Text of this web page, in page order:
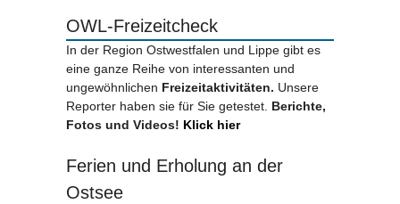
OWL-Freizeitcheck
In der Region Ostwestfalen und Lippe gibt es
eine ganze Reihe von interessanten und
ungewöhnlichen Freizeitaktivitäten. Unsere
Reporter haben sie für Sie getestet. Berichte,
Fotos und Videos! Klick hier
Ferien und Erholung an der
Ostsee